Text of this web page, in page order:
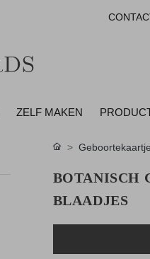
ZELF MAKEN
BOTANISCH
BLAADJES